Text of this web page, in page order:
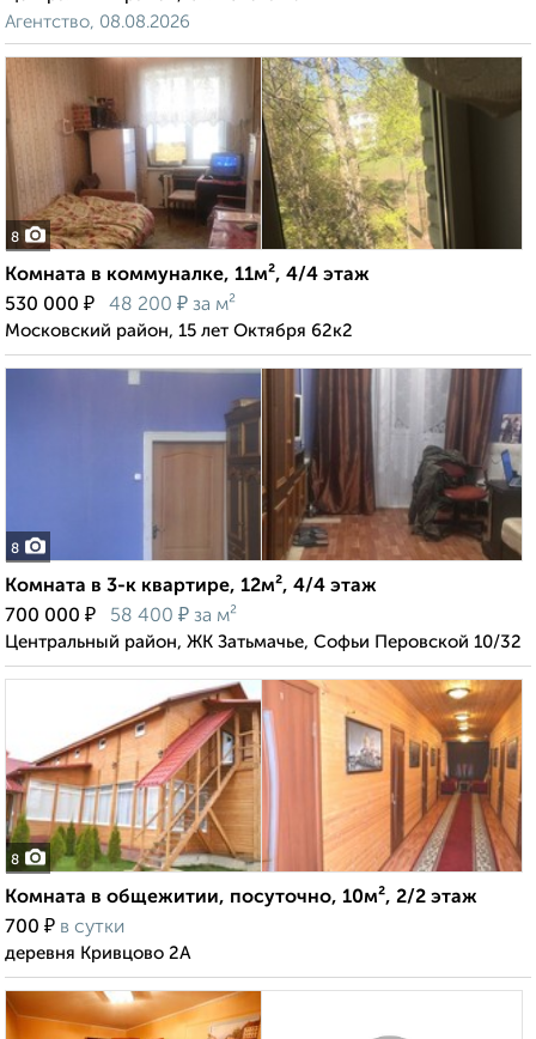
Агентство, 08.08.2026
8
Комната в коммуналке, 11м², 4/4 этаж
530 000 ₽ 48 200 ₽ за м²
Московский район, 15 лет Октября 62к2
8
Комната в 3-к квартире, 12м², 4/4 этаж
700 000 ₽ 58 400 ₽ за м²
Центральный район, ЖК Затьмачье, Софьи Перовской 10/32
8
Комната в общежитии, посуточно, 10м², 2/2 этаж
700 ₽ в сутки
деревня Кривцово 2А